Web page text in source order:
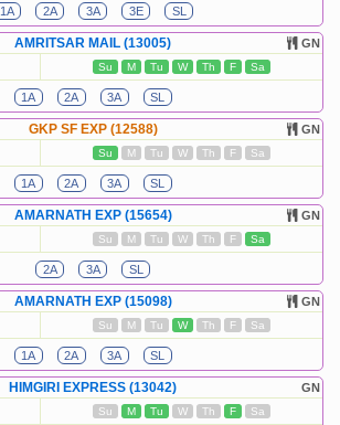
1A 2A 3A 3E SL
GN
AMRITSAR MAIL (13005)
Su M Tu W Th F Sa
1A 2A 3A SL
GN
GKP SF EXP (12588)
Su M Tu W Th F Sa
1A 2A 3A SL
GN
AMARNATH EXP (15654)
Su M Tu W Th F Sa
2A 3A SL
GN
AMARNATH EXP (15098)
Su M Tu W Th F Sa
1A 2A 3A SL
GN
HIMGIRI EXPRESS (13042)
Su M Tu W Th F Sa